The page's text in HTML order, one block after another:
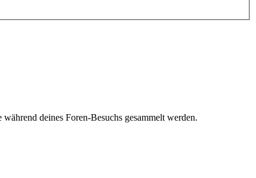
deines Foren-Besuchs gesammelt werden.